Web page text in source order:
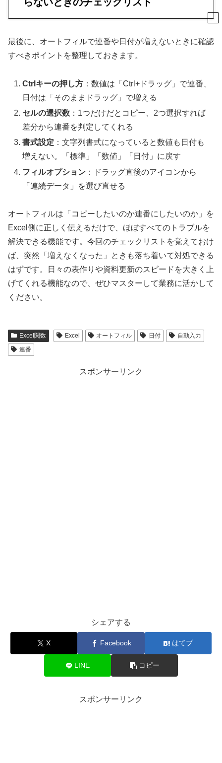
最後に、オートフィルで連番や日付が増えないときに確認
すべきポイントを整理しておきます。
Ctrlキーの押し方 ：数値は「Ctrl+ドラッグ」で連番、
日付は「そのままドラッグ」で増える
セルの選択数 ：1つだけだとコピー、2つ選択すれば
差分から連番を判定してくれる
書式設定 ：文字列書式になっていると数値も日付も
増えない。「標準」「数値」「日付」に戻す
フィルオプション ：ドラッグ直後のアイコンから
「連続データ」を選び直せる
オートフィルは「コピーしたいのか連番にしたいのか」を
Excel側に正しく伝えるだけで、ほぼすべてのトラブルを
解決できる機能です。今回のチェックリストを覚えておけ
ば、突然「増えなくなった」ときも落ち着いて対処できる
はずです。日々の表作りや資料更新のスピードを大きく上
げてくれる機能なので、ぜひマスターして業務に活かして
ください。
Excel関数 Excel オートフィル 日付
自動入力
連番
スポンサーリンク
シェアする
X Facebook はてブ
LINE コピー
スポンサーリンク